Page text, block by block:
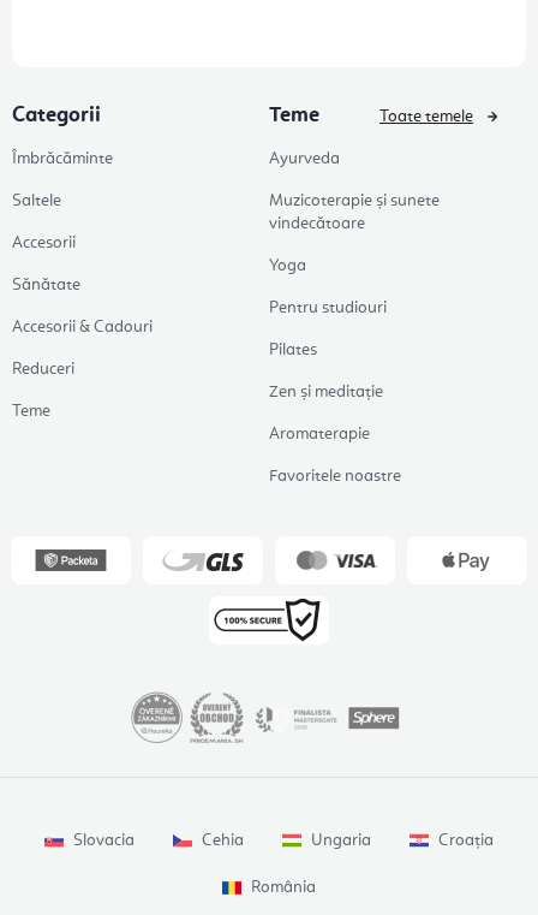
Categorii
Îmbrăcăminte
Saltele
Accesorii
Sănătate
Accesorii & Cadouri
Reduceri
Teme
Teme
Ayurveda
Muzicoterapie și sunete
vindecătoare
Yoga
Pentru studiouri
Pilates
Zen și meditație
Aromaterapie
Favoritele noastre
Toate temele
Slovacia Cehia Ungaria Croația
România